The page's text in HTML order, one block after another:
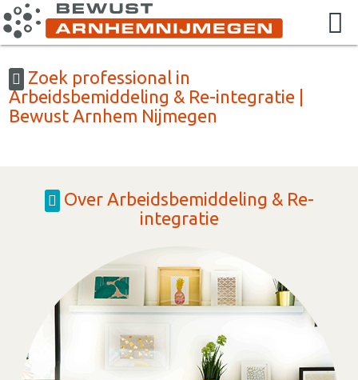
Zoek professional in
Arbeidsbemiddeling & Re-integratie |
Bewust Arnhem Nijmegen
Over Arbeidsbemiddeling & Re-
integratie